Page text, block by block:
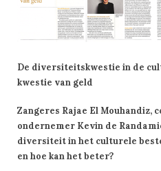
De diversiteitskwestie in de
kwestie van geld
Zangeres Rajae El Mouhandiz,
ondernemer Kevin de
diversiteit in het culturele
en hoe kan het beter?